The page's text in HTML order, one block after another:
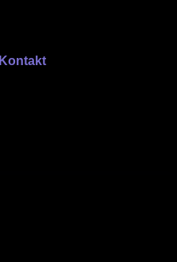
Kontakt